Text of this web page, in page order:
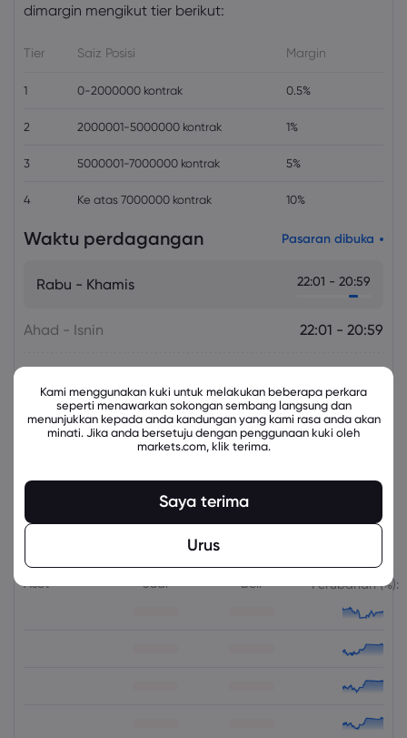
dimargin mengikut tier berikut:
Tier Saiz Posisi Margin
1 0-2000000 kontrak 0.5%
2 2000001-5000000 kontrak 1%
3 5000001-7000000 kontrak 5%
4 Ke atas 7000000 kontrak 10%
Waktu perdagangan Pasaran dibuka
Rabu - Khamis 22:01 - 20:59
Ahad - Isnin 22:01 - 20:59
Selasa - Rabu 22:01 - 20:59
Instrumen Berkaitan
Aset Jual Beli Perubahan (%):
Kami menggunakan kuki untuk melakukan beberapa perkara
seperti menawarkan sokongan sembang langsung dan
menunjukkan kepada anda kandungan yang kami rasa anda akan
minati. Jika anda bersetuju dengan penggunaan kuki oleh
markets.com, klik terima.
Saya terima
Urus